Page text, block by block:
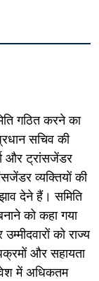
गठित करने का
सचिव की
और ट्रांसजेंडर
व्यक्तियों की
देने हैं। समिति
को कहा गया
को राज्य
और सहायता
में अधिकतम